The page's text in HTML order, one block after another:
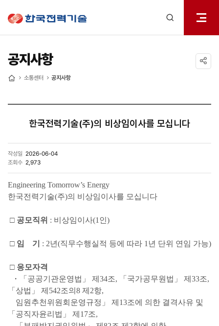
열기
공지사항
소통센터 공지사항
한국전력기술(주)의 비상임이사를 모십니다
작성일 2026-06-04
조회수 2,973
Engineering Tomorrow’s Energy
한국전력기술(주)의 비상임이사를 모십니다
□ 공모직위 : 비상임이사(1인)
□ 임 기 : 2년(직무수행실적 등에 따라 1년 단위 연임 가능)
□ 응모자격
・「공공기관운영법」 제34조, 「국가공무원법」 제33조,
「상법」 제542조의8 제2항,
임원추천위원회운영규정」 제13조에 의한 결격사유 및
「공직자윤리법」 제17조,